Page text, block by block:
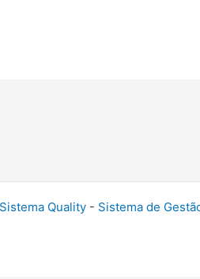
Sistema Quality - Sistema de